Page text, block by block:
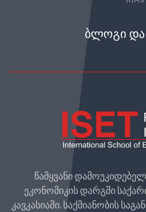
ᲑᲚᲝᲒᲘ
წამყვანი
ეკონომიკის დარგში
კავკასიაში. საქმიანობის